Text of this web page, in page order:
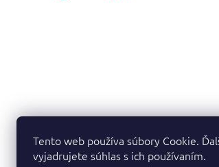
Tento web používa súbory Cookie.
vyjadrujete súhlas s ich používaním.